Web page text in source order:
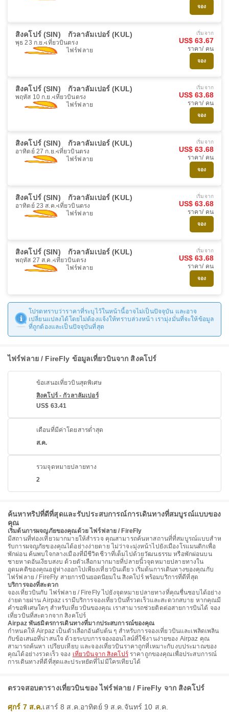
จอง
สิงคโปร์ (SIN) กัวลาลัมเปอร์ (KUL)
พุธ 23 ก.ย. เที่ยวบินตรง
ไฟร์ฟลาย
เริ่มจาก
US$ 63.67
ราคา/ คน
จอง
สิงคโปร์ (SIN) กัวลาลัมเปอร์ (KUL)
พฤหัส 10 ก.ย. เที่ยวบินตรง
ไฟร์ฟลาย
เริ่มจาก
US$ 63.68
ราคา/ คน
จอง
สิงคโปร์ (SIN) กัวลาลัมเปอร์ (KUL)
อาทิตย์ 27 ก.ย. เที่ยวบินตรง
ไฟร์ฟลาย
เริ่มจาก
US$ 63.68
ราคา/ คน
จอง
สิงคโปร์ (SIN) กัวลาลัมเปอร์ (KUL)
อาทิตย์ 23 ส.ค. เที่ยวบินตรง
ไฟร์ฟลาย
เริ่มจาก
US$ 63.68
ราคา/ คน
จอง
สิงคโปร์ (SIN) กัวลาลัมเปอร์ (KUL)
พฤหัส 27 ส.ค. เที่ยวบินตรง
ไฟร์ฟลาย
เริ่มจาก
US$ 63.68
ราคา/ คน
จอง
โปรดทราบว่าราคาที่ระบุไว้ในหน้านี้อาจไม่เป็นปัจจุบัน และอาจ
เปลี่ยนแปลงได้โดยไม่ต้องแจ้งให้ทราบล่วงหน้า เรามุ่งมั่นที่จะให้ข้อมูล
ที่ถูกต้องและเป็นปัจจุบันที่สุด
ไฟร์ฟลาย / FireFly ข้อมูลเที่ยวบินจาก สิงคโปร์
ข้อเสนอเที่ยวบินสุดพิเศษ
สิงคโปร์ - กัวลาลัมเปอร์
US$ 63.41
เดือนที่มีค่าโดยสารต่ำสุด
ส.ค.
รวมจุดหมายปลายทาง
2
ค้นหาทริปที่ดีที่สุดและรับประสบการณ์การเดินทางที่สมบูรณ์แบบของ
คุณ
เริ่มต้นการผจญภัยของคุณด้วย ไฟร์ฟลาย / FireFly
มีสถานที่ท่องเที่ยวมากมายให้สํารวจ คุณสามารถค้นหาสถานที่ที่สมบูรณ์แบบสําห
รับการผจญภัยของคุณได้อย่างง่ายดาย ไม่ว่าจะมุ่งหน้าไปยังเมืองโรแมนติกเพื่อ
พักผ่อน ค้นพบใจกลางเมืองที่มีชีวิตชีวาที่เต็มไปด้วยวัฒนธรรม หรือพักผ่อนบน
ชายหาดอันเงียบสงบ ด้วยตัวเลือกมากมายที่ปลายนิ้วจุดหมายปลายทางใน
อุดมคติของคุณอยู่ห่างออกไปเพียงเที่ยวบินเดียว เริ่มต้นการเดินทางของคุณกับ
ไฟร์ฟลาย / FireFly สายการบินยอดนิยมใน สิงคโปร์ พร้อมบริการที่ดีที่สุด
บริการจองที่สะดวก
จองเที่ยวบินกับ ไฟร์ฟลาย / FireFly ไปยังจุดหมายปลายทางที่คุณชื่นชอบได้อย่าง
ง่ายดายผ่าน Airpaz เรามีบริการจองเที่ยวบินที่รวดเร็วและสะดวกสบาย หากคุณมี
คำขอพิเศษใดๆ สำหรับเที่ยวบินของคุณ เราสามารถช่วยติดต่อสายการบินได้ จอง
เที่ยวบินที่สะดวกจาก สิงคโปร์
Airpaz พันธมิตรการเดินทางที่มากประสบการณ์ของคุณ
กําหนดให้ Airpaz เป็นตัวเลือกอันดับต้น ๆ สําหรับการจองเที่ยวบินและเพลิดเพลิน
กับข้อเสนอที่น่าสนใจ ด้วยระบบการจองออนไลน์ที่ใช้งานง่ายของ Airpaz คุณ
สามารถค้นหา เปรียบเทียบ และจองเที่ยวบินราคาถูกที่เหมาะกับงบประมาณของ
คุณได้อย่างรวดเร็ว จอง เที่ยวบินจาก สิงคโปร์ราคาถูกของคุณเพื่อประสบการณ์
การเดินทางที่ดีที่สุดและประหยัดที่ไม่มีใครเทียบได้
ตรวจสอบตารางเที่ยวบินของ ไฟร์ฟลาย / FireFly จาก สิงคโปร์
ศุกร์ 7 ส.ค.เสาร์ 8 ส.ค. อาทิตย์ 9 ส.ค. จันทร์ 10 ส.ค.